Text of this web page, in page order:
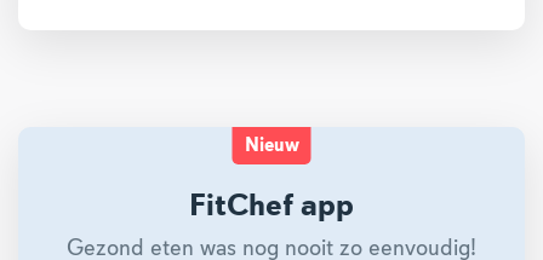
Nieuw
FitChef app
Gezond eten was nog nooit zo eenvoudig!